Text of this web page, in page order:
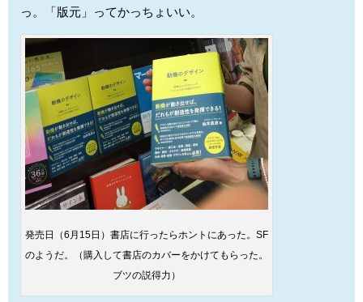
っ。「版元」ってかっちょいい。
発売日（6月15日）書店に行ったらホントにあった。SF
のようだ。（購入して書店のカバーをかけてもらった。
ブツの説得力）